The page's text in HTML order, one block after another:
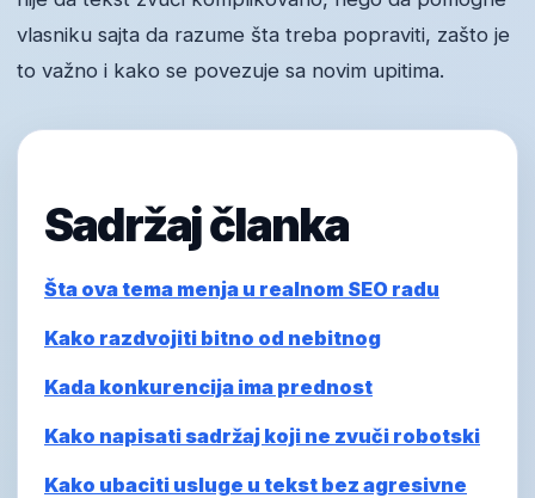
vlasniku sajta da razume šta treba popraviti, zašto je
to važno i kako se povezuje sa novim upitima.
Sadržaj članka
Šta ova tema menja u realnom SEO radu
Kako razdvojiti bitno od nebitnog
Kada konkurencija ima prednost
Kako napisati sadržaj koji ne zvuči robotski
Kako ubaciti usluge u tekst bez agresivne